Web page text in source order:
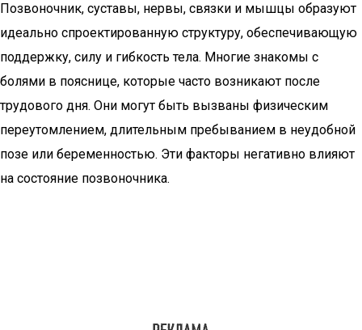
Позвоночник, суставы, нервы, связки и мышцы образуют
идеально спроектированную структуру, обеспечивающую
поддержку, силу и гибкость тела. Многие знакомы с
болями в пояснице, которые часто возникают после
трудового дня. Они могут быть вызваны физическим
переутомлением, длительным пребыванием в неудобной
позе или беременностью. Эти факторы негативно влияют
на состояние позвоночника.